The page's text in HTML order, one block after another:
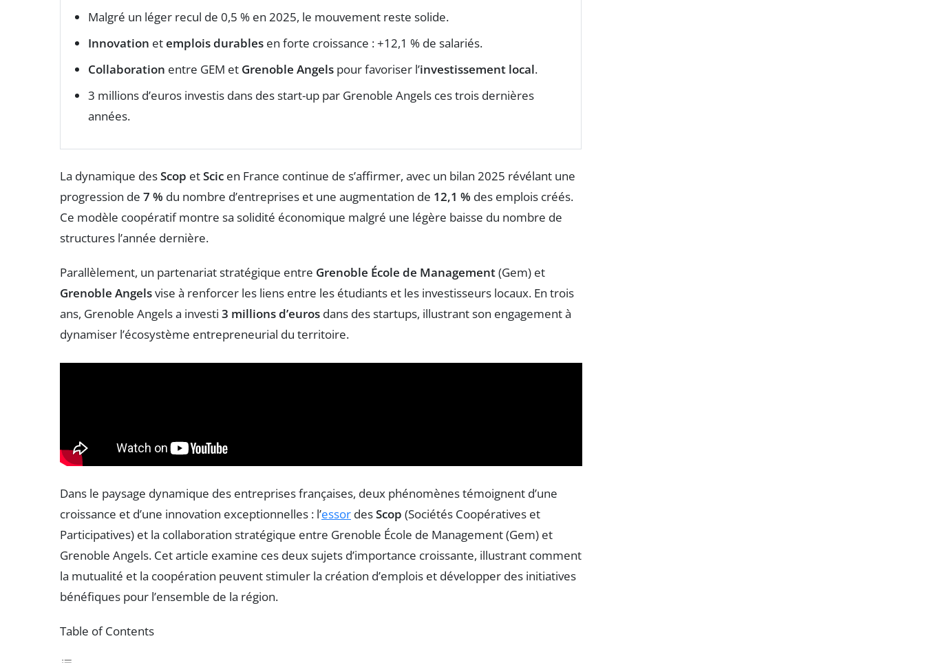
Malgré un léger recul de 0,5 % en 2025, le mouvement reste solide.
Innovation etemplois durables en forte croissance : +12,1 % de salariés.
Collaboration entre GEM et Grenoble Angels pour favoriser l’investissement local.
3 millions d’euros investis dans des start-up par Grenoble Angels ces trois dernières
années.
La dynamique desScop etScic en France continue de s’affirmer, avec un bilan 2025 révélant une
progression de 7 % du nombre d’entreprises et une augmentation de 12,1 % des emplois créés.
Ce modèle coopératif montre sa solidité économique malgré une légère baisse du nombre de
structures l’année dernière.
Parallèlement, un partenariat stratégique entre Grenoble École de Management(Gem) et
Grenoble Angelsvise à renforcer les liens entre les étudiants et les investisseurs locaux. En trois
ans, Grenoble Angels a investi 3 millions d’euros dans des startups, illustrant son engagement à
dynamiser l’écosystème entrepreneurial du territoire.
Dans le paysage dynamique des entreprises françaises, deux phénomènes témoignent d’une
croissance et d’une innovation exceptionnelles : l’essor desScop (Sociétés Coopératives et
Participatives) et la collaboration stratégique entre Grenoble École de Management (Gem) et
Grenoble Angels. Cet article examine ces deux sujets d’importance croissante, illustrant comment
la mutualité et la coopération peuvent stimuler la création d’emplois et développer des initiatives
bénéfiques pour l’ensemble de la région.
Table of Contents